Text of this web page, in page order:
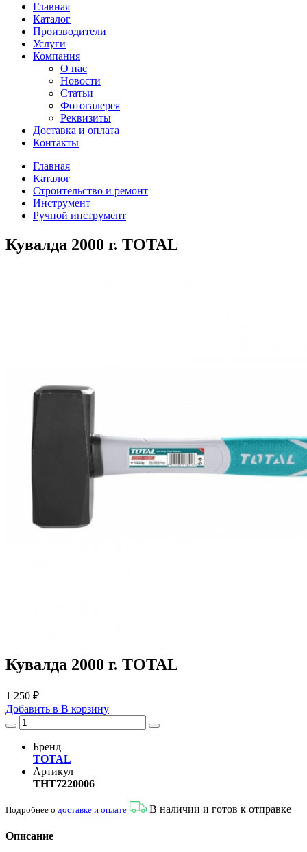
Главная
Каталог
Производители
Услуги
Компания
О нас
Новости
Статьи
Фотогалерея
Реквизиты
Доставка и оплата
Контакты
Главная
Каталог
Строительство и ремонт
Инструмент
Ручной инструмент
Кувалда 2000 г. TOTAL
Кувалда 2000 г. TOTAL
1 250 ₽
Добавить в В корзину
Бренд
TOTAL
Артикул
THT7220006
Подробнее о доставке и оплате В наличии и готов к отправке
Описание